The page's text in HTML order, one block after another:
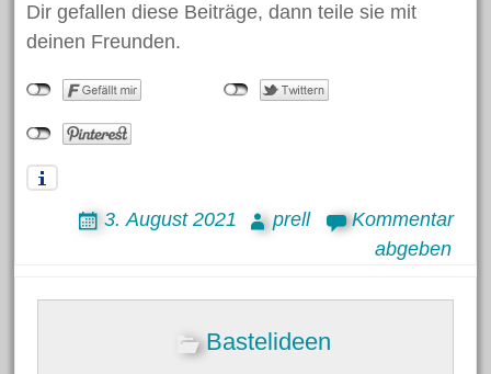
März 2018
Februar 2018
Januar 2018
November 2017
Juni 2017
Februar 2017
Dir gefallen diese Beiträge, dann teile sie mit
deinen Freunden.
3. August 2021 prell
Kommentar
abgeben
Bastelideen